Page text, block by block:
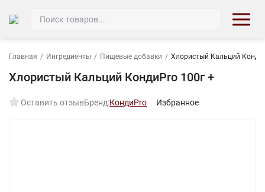
Главная / Ингредиенты / Пищевые добавки / Хлористый Кальций
Хлористый Кальций КондиPro 100г +
Оставить отзывБренд:КондиPro Избранное